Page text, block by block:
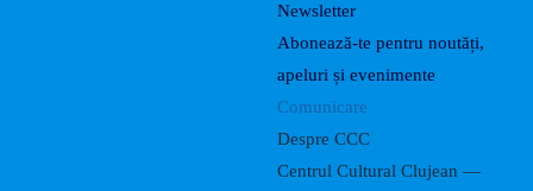
Newsletter
Abonează-te pentru noutăți,
apeluri și evenimente
Comunicare
Despre CCC
Centrul Cultural Clujean —